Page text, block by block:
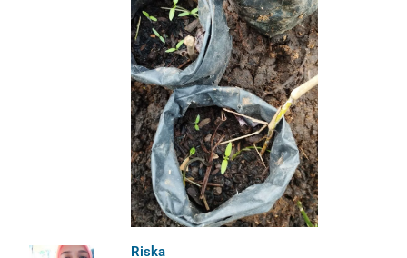
Riska